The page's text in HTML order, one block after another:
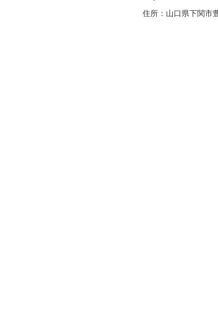
住所：山口県下関市